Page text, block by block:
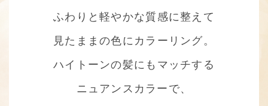
ふわりと軽やかな質感に整えて
見たままの色にカラーリング。
ハイトーンの髪にもマッチする
ニュアンスカラーで、